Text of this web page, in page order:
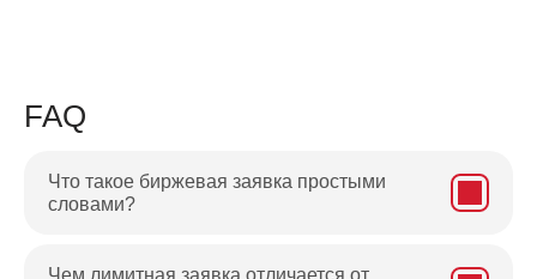
FAQ
Что такое биржевая заявка простыми
словами?
Чем лимитная заявка отличается от